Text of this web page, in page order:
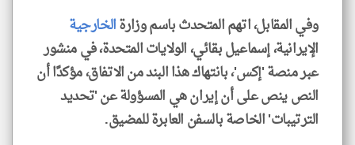
وفي المقابل، اتهم المتحدث باسم وزارةالخارجية
الإيرانية، إسماعيل بقائي، الولايات المتحدة، في منشور
عبر منصة 'إكس'، بانتهاك هذا البند من الاتفاق، مؤكدًا أن
النص ينص على أن إيران هي المسؤولة عن 'تحديد
الترتيبات' الخاصة بالسفن العابرة للمضيق.